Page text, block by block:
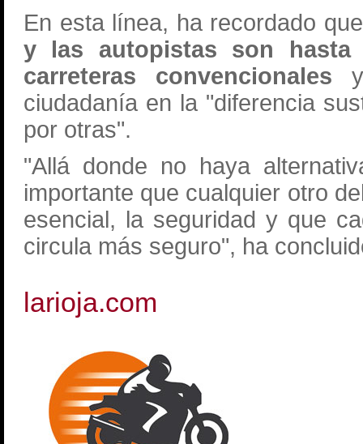
En esta línea, ha recordado
y las autopistas son
carreteras convencionales
ciudadanía en la "diferencia
por otras".
"Allá donde no haya
importante que cualquier otro
esencial, la seguridad y que
circula más seguro", ha
larioja.com